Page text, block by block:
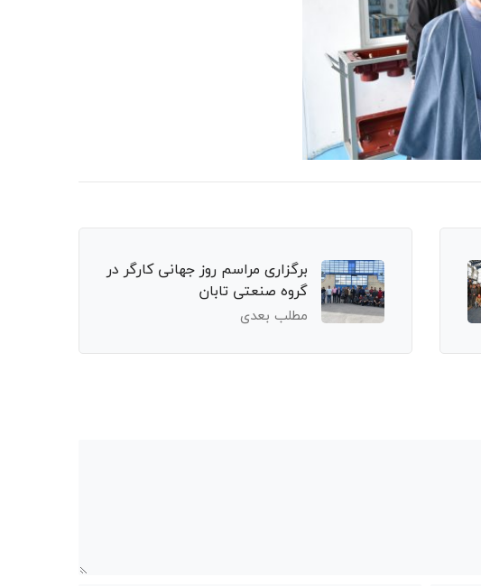
برگزاری مراسم روز جهانی کارگر در
گروه صنعتی تابان
مطلب بعدی